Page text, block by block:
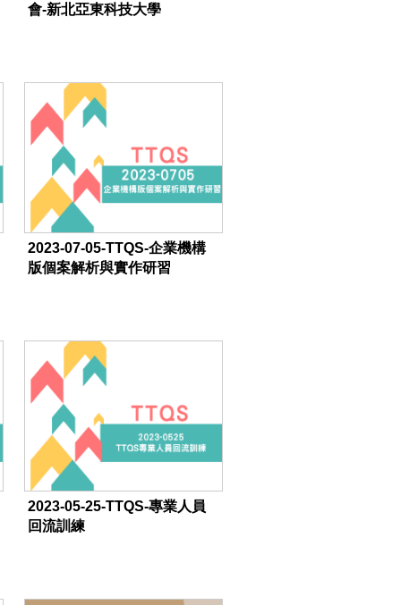
會-新北亞東科技大學
2023-07-05-TTQS-企業機構
版個案解析與實作研習
2023-05-25-TTQS-專業人員
回流訓練